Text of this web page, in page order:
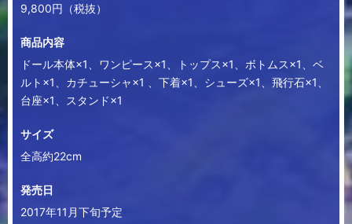
9,800円（税抜）
商品内容
ドール本体×1、ワンピース×1、トップス×1、ボトムス×1、ベ
ルト×1、カチューシャ×1 、下着×1、シューズ×1、飛行石×1、
台座×1、スタンド×1
サイズ
全高約22cm
発売日
2017年11月下旬予定